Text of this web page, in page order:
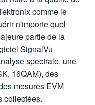
comme le
n'importe quel
partie de la
SignalVu
spectrale, une
16QAM), des
mesures EVM
collectées.